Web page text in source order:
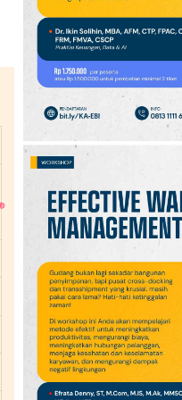
10 Promo JSM
7–9 Agustus
Minyak
hingga Buah